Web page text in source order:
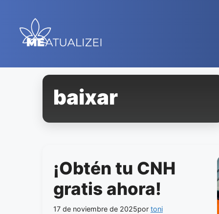
contenido
baixar
¡Obtén tu CNH
gratis ahora!
17 de noviembre de 2025por toni